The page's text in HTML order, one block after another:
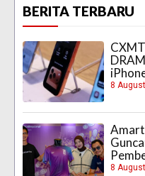
BERITA TERBARU
8
8